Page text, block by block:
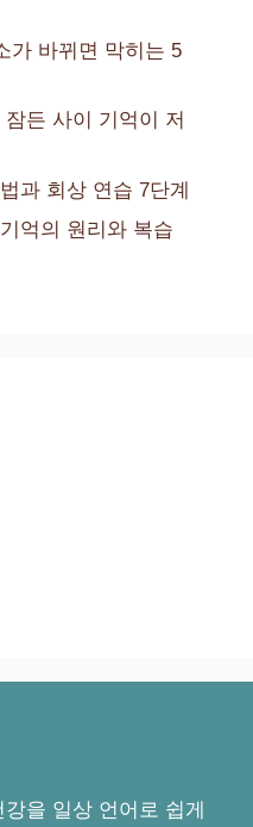
가 바뀌면 막히는 5
든 사이 기억이 저
과 회상 연습 7단계
억의 원리와 복습
을 일상 언어로 쉽게